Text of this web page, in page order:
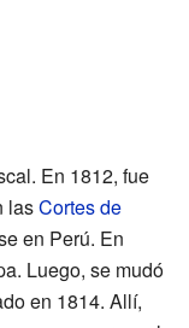
En 1812, fue
lasCortes de
en Perú. En
Luego, se mudó
en 1814. Allí,